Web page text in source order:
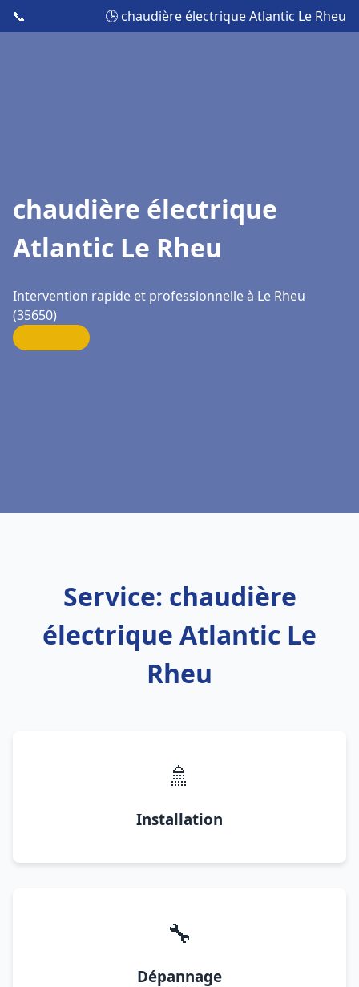
📞 🕒 chaudière électrique Atlantic Le Rheu
chaudière électrique
Atlantic Le Rheu
Intervention rapide et professionnelle à Le Rheu
(35650)
Service: chaudière
électrique Atlantic Le
Rheu
🚿
Installation
🔧
Dépannage